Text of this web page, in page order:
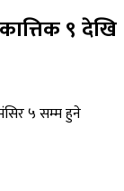
९ देखि